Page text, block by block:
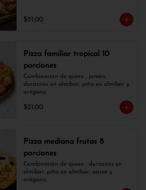
$21.00
Pizza familiar tropical 10
porciones
Combinación de queso , jamón,
duraznos en almíbar, piña en almíbar y
orégano.
$21.00
Pizza mediana frutas 8
porciones
Combinación de queso , duraznos en
almíbar, piña en almíbar, pasas y
orégano.